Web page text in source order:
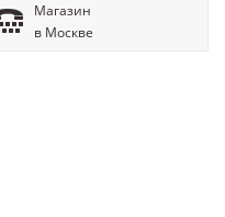
Магазин
в Москве